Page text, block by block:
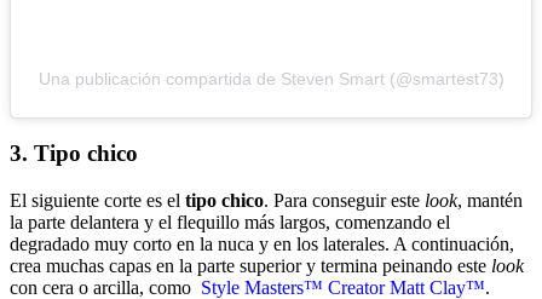
Una publicación compartida de Steven Smart (@smartest73)
3. Tipo chico
El siguiente corte es el tipo chico. Para conseguir este look, mantén
la parte delantera y el flequillo más largos, comenzando el
degradado muy corto en la nuca y en los laterales. A continuación,
crea muchas capas en la parte superior y termina peinando este look
con cera o arcilla, como Style Masters™ Creator Matt Clay™.